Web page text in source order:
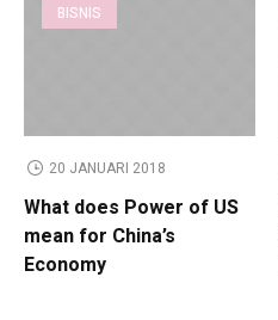
BISNIS
20 JANUARI 2018
What does Power of US
mean for China’s
Economy